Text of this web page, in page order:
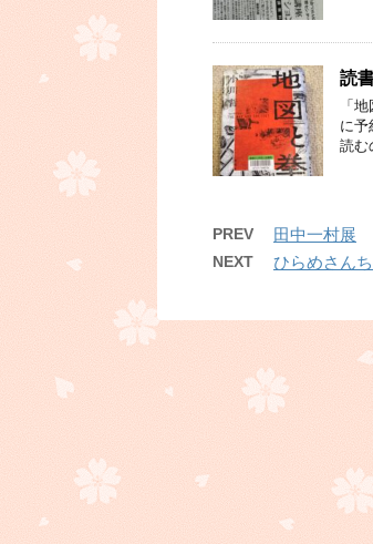
読
「
に予
読む
PREV 田中一村展
NEXT ひらめさん